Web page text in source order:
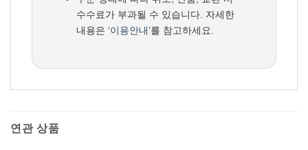
수수료가 부과될 수 있습니다. 자세한
내용은 ‘이용안내’를 참고하세요.
연관 상품